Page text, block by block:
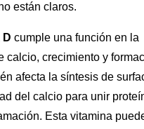
están claros.
D cumple una función en la
calcio, crecimiento y
afecta la síntesis de
del calcio para unir
Esta vitamina